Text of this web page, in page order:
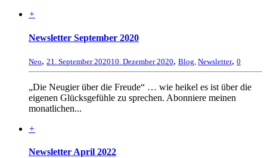
+
Newsletter September 2020
Neo, 21. September 202010. Dezember 2020, Blog Newsletter, 0
„Die Neugier über die Freude“ … wie heikel es ist über die
eigenen Glücksgefühle zu sprechen. Abonniere meinen
monatlichen...
+
Newsletter April 2022